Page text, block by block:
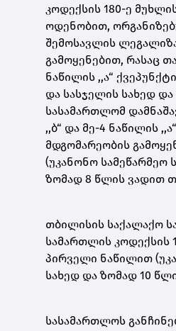
კოდექსის 180-ე
ოდენობით,
შემოსავლის
გამოყენებით, რასაც
ნაწილის ,,ა“
და სასჯელის სახედ
სასამართლომ
,,ბ“ და მე-4 ნაწილის
მდგომარეობის
(უკანონო
ზომად 8 წლის ვადით
თბილისის საქალაქო
სამართლის კოდექსის
პირველი ნაწილით
სახედ და ზომად 10
სასამართლოს